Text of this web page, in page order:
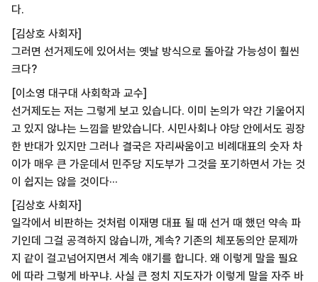
다.
[김상호 사회자]
그러면 선거제도에 있어서는 옛날 방식으로 돌아갈 가능성이 훨씬
크다?
[이소영 대구대 사회학과 교수]
선거제도는 저는 그렇게 보고 있습니다. 이미 논의가 약간 기울어지
고 있지 않냐는 느낌을 받았습니다. 시민사회나 야당 안에서도 굉장
한 반대가 있지만 그러나 결국은 자리싸움이고 비례대표의 숫자 차
이가 매우 큰 가운데서 민주당 지도부가 그것을 포기하면서 가는 것
이 쉽지는 않을 것이다···
[김상호 사회자]
일각에서 비판하는 것처럼 이재명 대표 될 때 선거 때 했던 약속 파
기인데 그걸 공격하지 않습니까, 계속? 기존의 체포동의안 문제까
지 같이 걸고넘어지면서 계속 얘기를 합니다. 왜 이렇게 말을 필요
에 따라 그렇게 바꾸냐. 사실 큰 정치 지도자가 이렇게 말을 자주 바